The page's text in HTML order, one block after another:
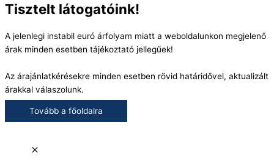
Tisztelt látogatóink!
A jelenlegi instabil euró árfolyam miatt a weboldalunkon megjelenő
árak minden esetben tájékoztató jellegűek!
Az árajánlatkérésekre minden esetben rövid határidővel, aktualizált
árakkal válaszolunk.
Tovább a főoldalra